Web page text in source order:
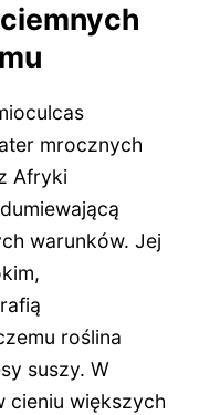
mrocznych
Afryki
warunków. Jej
roślina
suszy. W
cieniu większych